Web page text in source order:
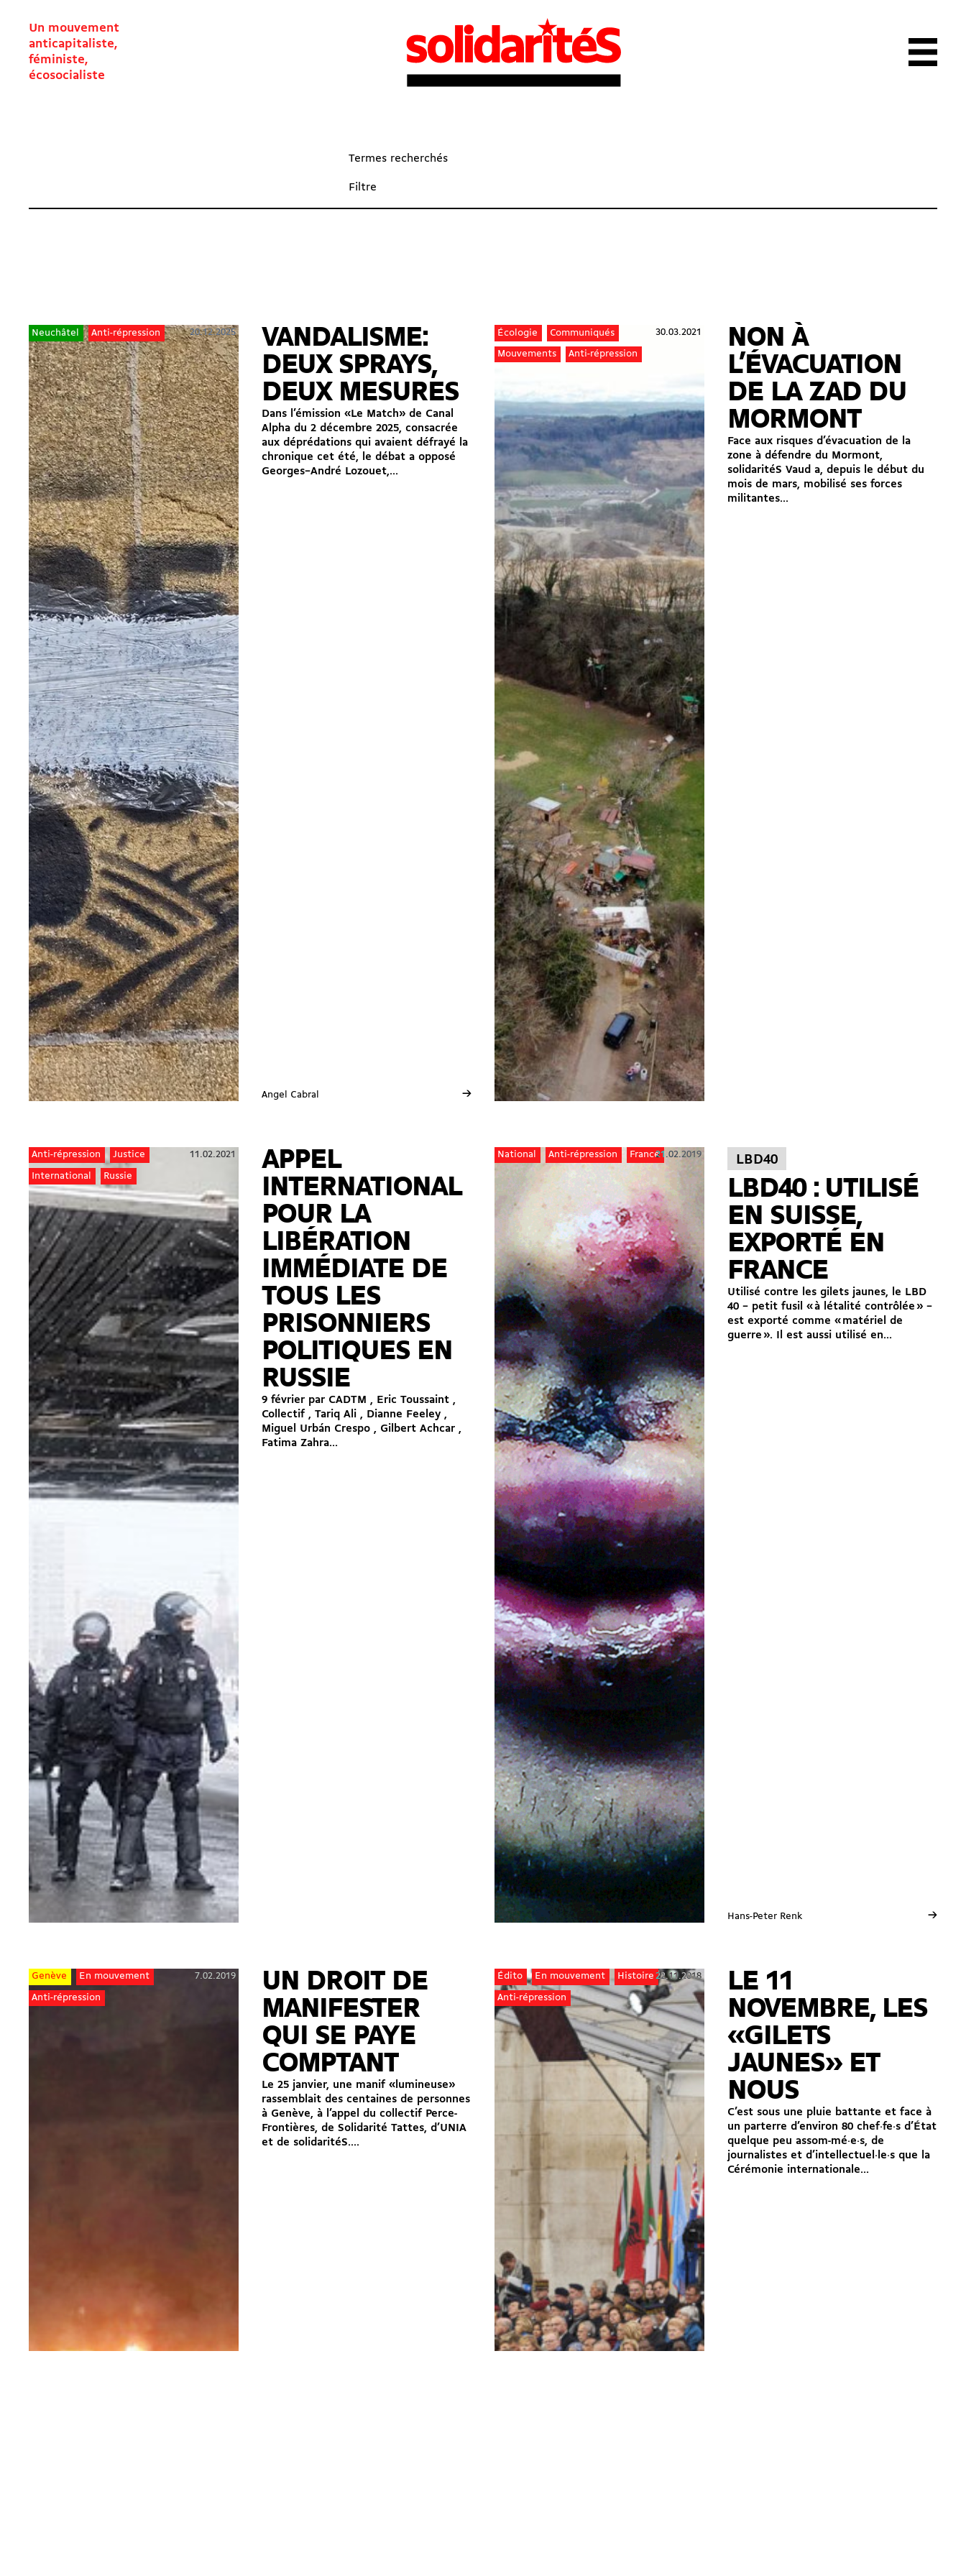
Un mouvement
anticapitaliste,
féministe,
écosocialiste
Termes recherchés
Filtre
Neuchâtel Anti-répression 20.12.2025
VANDALISME:
DEUX SPRAYS,
DEUX MESURES
Dans l’émission «Le Match» de Canal
Alpha du 2 décembre 2025, consacrée
aux déprédations qui avaient défrayé la
chronique cet été, le débat a opposé
Georges–André Lozouet,...
Angel Cabral →
Écologie
Communiqués
Mouvements
Anti-répression
30.03.2021
NON À
L’ÉVACUATION
DE LA ZAD DU
MORMONT
Face aux risques d’évacuation de la
zone à défendre du Mormont,
solidaritéS Vaud a, depuis le début du
mois de mars, mobilisé ses forces
militantes...
Anti-répression
Justice
International
Russie
11.02.2021
APPEL
INTERNATIONAL
POUR LA
LIBÉRATION
IMMÉDIATE DE
TOUS LES
PRISONNIERS
POLITIQUES EN
RUSSIE
9 février par CADTM , Eric Toussaint ,
Collectif , Tariq Ali , Dianne Feeley ,
Miguel Urbán Crespo , Gilbert Achcar ,
Fatima Zahra...
National Anti-répression France21.02.2019 LBD40
LBD40 : UTILISÉ
EN SUISSE,
EXPORTÉ EN
FRANCE
Utilisé contre les gilets jaunes, le LBD
40 – petit fusil « à létalité contrôlée » –
est exporté comme « matériel de
guerre ». Il est aussi utilisé en...
Hans-Peter Renk →
Genève
En mouvement
Anti-répression
7.02.2019
UN DROIT DE
MANIFESTER
QUI SE PAYE
COMPTANT
Le 25 janvier, une manif «lumineuse»
rassemblait des centaines de personnes
à Genève, à l’appel du collectif Perce-
Frontières, de Solidarité Tattes, d’UNIA
et de solidaritéS....
Édito En mouvement
Histoire
Anti-répression
22.11.2018
LE 11
NOVEMBRE, LES
«GILETS
JAUNES» ET
NOUS
C’est sous une pluie battante et face à
un parterre d’environ 80 chef·fe·s d’État
quelque peu assom-mé·e·s, de
journalistes et d’intellectuel·le·s que la
Cérémonie internationale...